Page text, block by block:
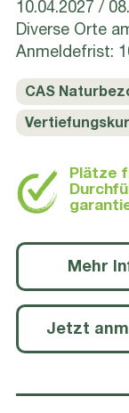
10.04.2027
Diverse Orte
Anmeldefrist:
CAS
Plätze
Mehr
Jetzt